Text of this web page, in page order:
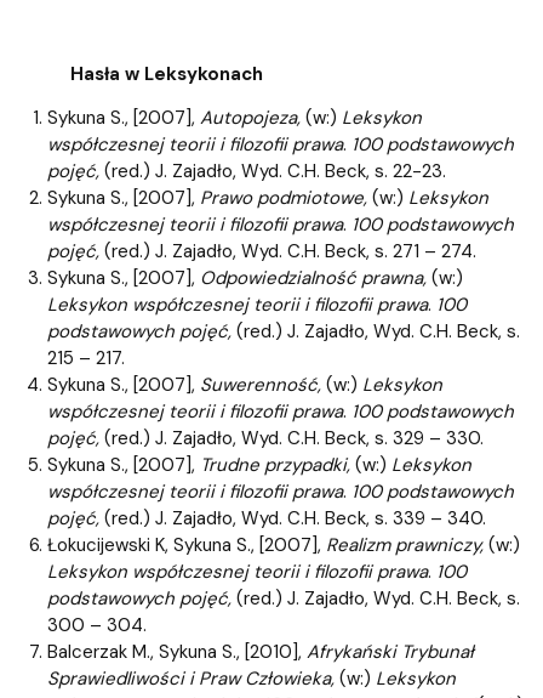
Hasła w Leksykonach
Sykuna S., [2007], Autopojeza,(w:) Leksykon
współczesnej teorii i filozofii prawa. 100 podstawowych
pojęć,(red.) J. Zajadło, Wyd. C.H. Beck, s. 22-23.
Sykuna S., [2007], Prawo podmiotowe,(w:) Leksykon
współczesnej teorii i filozofii prawa. 100 podstawowych
pojęć,(red.) J. Zajadło, Wyd. C.H. Beck, s. 271 – 274.
Sykuna S., [2007], Odpowiedzialność prawna,(w:)
Leksykon współczesnej teorii i filozofii prawa. 100
podstawowych pojęć,(red.) J. Zajadło, Wyd. C.H. Beck, s.
215 – 217.
Sykuna S., [2007], Suwerenność,(w:) Leksykon
współczesnej teorii i filozofii prawa. 100 podstawowych
pojęć,(red.) J. Zajadło, Wyd. C.H. Beck, s. 329 – 330.
Sykuna S., [2007], Trudne przypadki,(w:) Leksykon
współczesnej teorii i filozofii prawa. 100 podstawowych
pojęć,(red.) J. Zajadło, Wyd. C.H. Beck, s. 339 – 340.
Łokucijewski K, Sykuna S., [2007], Realizm prawniczy,(w:)
Leksykon współczesnej teorii i filozofii prawa. 100
podstawowych pojęć,(red.) J. Zajadło, Wyd. C.H. Beck, s.
300 – 304.
Balcerzak M., Sykuna S., [2010], Afrykański Trybunał
Sprawiedliwości i Praw Człowieka, (w:) Leksykon